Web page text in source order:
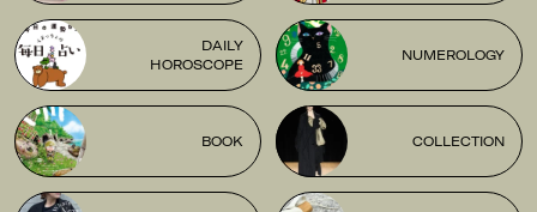
DAILY
HOROSCOPE
NUMEROLOGY
BOOK COLLECTION